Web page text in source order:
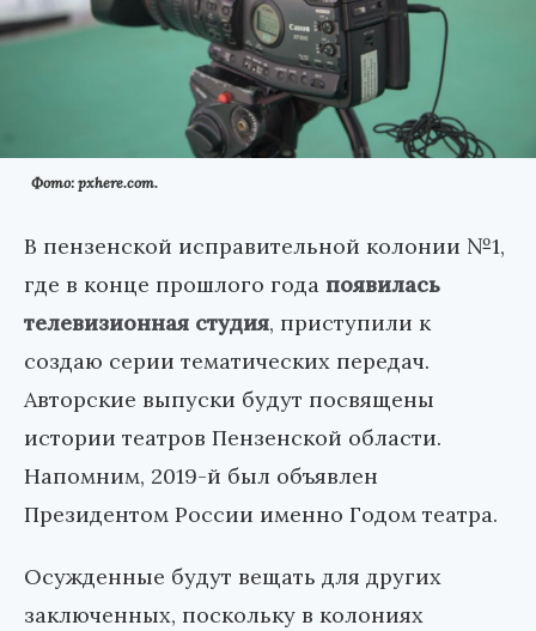
Фото: pxhere.com.
В пензенской исправительной колонии №1,
где в конце прошлого года появилась
телевизионная студия, приступили к
создаю серии тематических передач.
Авторские выпуски будут посвящены
истории театров Пензенской области.
Напомним, 2019-й был объявлен
Президентом России именно Годом театра.
Осужденные будут вещать для других
заключенных, поскольку в колониях